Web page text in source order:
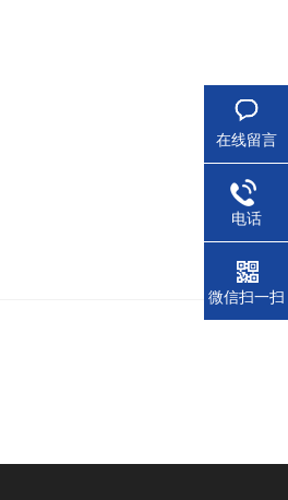
在线留言
电话
微信扫一扫